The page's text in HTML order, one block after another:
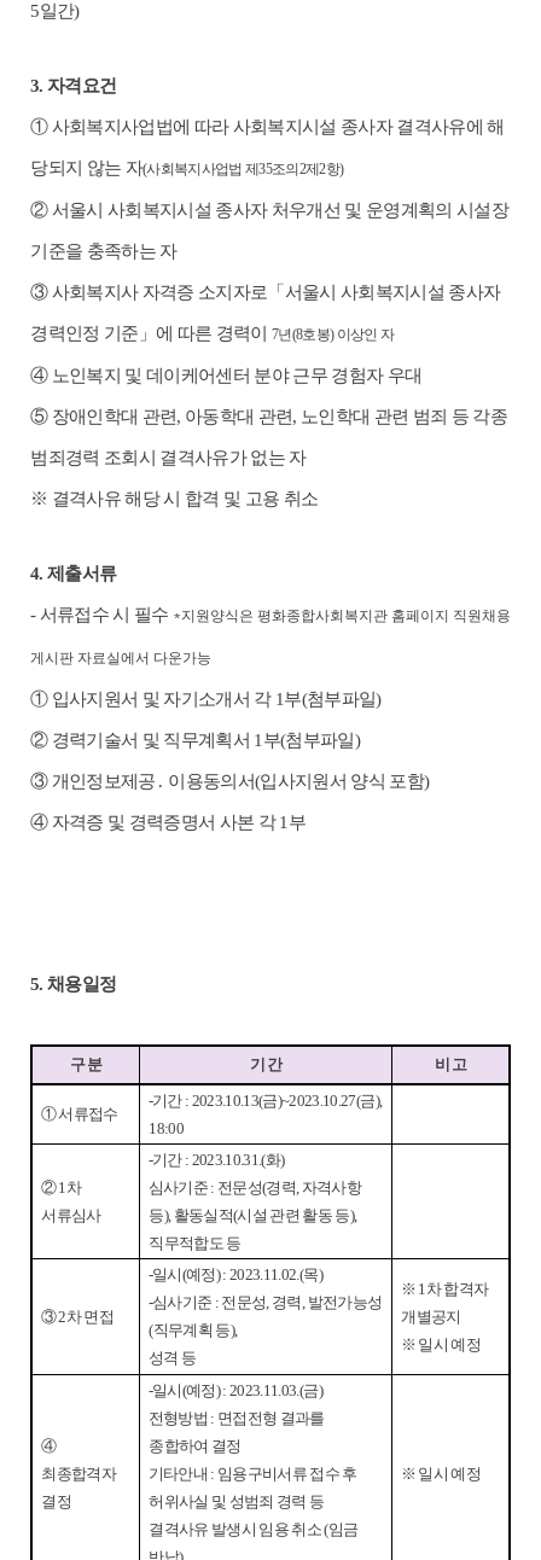
5일간)
3. 자격요건
①사회복지사업법에 따라 사회복지시설 종사자 결격사유에 해
당되지 않는 자(사회복지사업법 제35조의 2제2항)
②서울시 사회복지시설 종사자 처우개선 및 운영계획의 시설장
기준을 충족하는 자
③사회복지사 자격증 소지자로 「 서울시 사회복지시설 종사자
경력인정 기준 」 에 따른 경력이7년(8호봉) 이상인 자
④ 노인복지 및 데이케어센터 분야 근무 경험자 우대
⑤ 장애인학대 관련, 아동학대 관련, 노인학대 관련 범죄 등 각종
범죄경력 조회시 결격사유가 없는 자
※ 결격사유 해당 시 합격 및 고용 취소
4. 제출서류
-서류접수 시 필수 *지원양식은 평화종합사회복지관 홈페이지 직원채용
게시판 자료실에서 다운가능
① 입사지원서 및 자기소개서 각 1부(첨부파일)
② 경력기술서 및 직무계획서 1 부(첨부파일)
③ 개인정보제공 ․ 이용동의서(입사지원서 양식 포함)
④ 자격증 및 경력증명서 사본 각1 부
5. 채용일정
구 분 기 간 비 고
①서류접수
-기간 : 2023.10.13(금)~2023.10.27(금),
18:00
②1차
서류심사
-기간 : 2023.10.31.(화)
심사기준 : 전문성(경력, 자격사항
등), 활동실적(시설 관련 활동 등),
직무적합도 등
③2차 면접
-일시 (예정) : 2023.11.02.(목)
-심사기준 : 전문성, 경력, 발전가능성
(직무계획 등),
성격 등
※ 1차 합격자
개별공지
※ 일시 예정
④
최종합격자
결정
-일시 (예정) : 2023.11.03.(금)
전형방법 : 면접전형 결과를
종합하여 결정
기타안내 : 임용구비서류 접수 후
허위사실 및 성범죄 경력 등
결격사유 발생시 임용 취소(임금
※ 일시 예정